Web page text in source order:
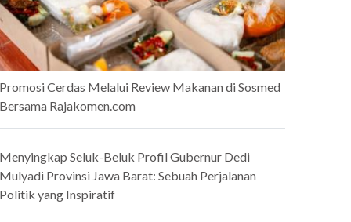
Cerdas Melalui Review Makanan di Sosmed
Rajakomen.com
Seluk-Beluk Profil Gubernur Dedi
Provinsi Jawa Barat: Sebuah Perjalanan
yang Inspiratif